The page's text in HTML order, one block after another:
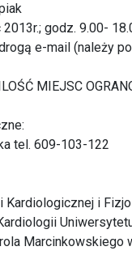
godz. 9.00-
e-mail (należy
MIEJSC
tel. 609-103-122
Kardiologicznej i
Marcinkowskiego